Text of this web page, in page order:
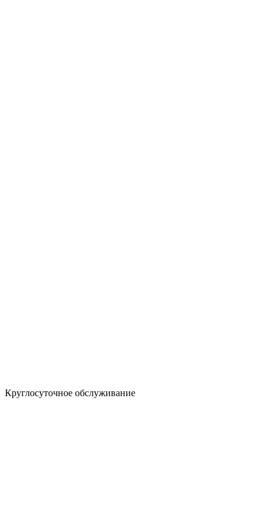
Круглосуточное обслуживание